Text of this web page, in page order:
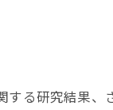
る研究結果、